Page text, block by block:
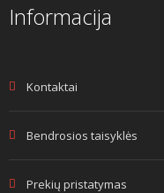
Informacija
Kontaktai
Bendrosios taisyklės
Prekių pristatymas